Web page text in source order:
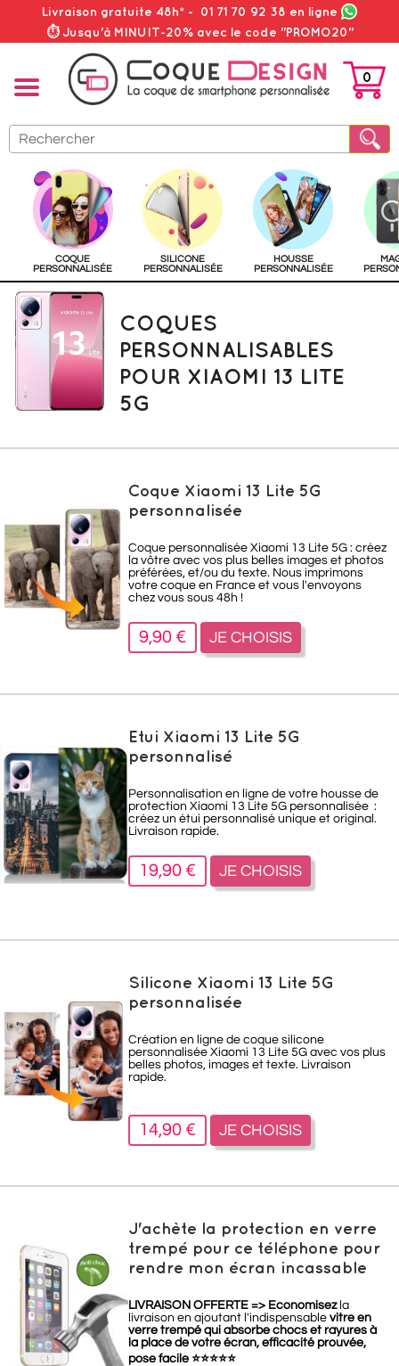
Livraison gratuite 48h* - 01 71 70 92 38 en ligne
⏱ Jusqu'à MINUIT-20% avec le code "PROMO20"
PANIER
0
COQUE
PERSONNALISÉE
SILICONE
PERSONNALISÉE
HOUSSE
PERSONNALISÉE
COQUES
PERSONNALISABLES
POUR XIAOMI 13 LITE
5G
Coque Xiaomi 13 Lite 5G
personnalisée
Coque personnalisée Xiaomi 13 Lite 5G : créez
la vôtre avec vos plus belles images et photos
préférées, et/ou du texte. Nous imprimons
votre coque en France et vous l'envoyons
chez vous sous 48h !
9,90 € JE CHOISIS
Etui Xiaomi 13 Lite 5G
personnalisé
Personnalisation en ligne de votre housse de
protection Xiaomi 13 Lite 5G personnalisée :
créez un étui personnalisé unique et original.
Livraison rapide.
19,90 € JE CHOISIS
Silicone Xiaomi 13 Lite 5G
personnalisée
Création en ligne de coque silicone
personnalisée Xiaomi 13 Lite 5G avec vos plus
belles photos, images et texte. Livraison
rapide.
14,90 € JE CHOISIS
J'achète la protection en verre
trempé pour ce téléphone pour
rendre mon écran incassable
LIVRAISON OFFERTE => Economisezla
livraison en ajoutant l'indispensable vitre en
verre trempé qui absorbe chocs et rayures à
la place de votre écran, efficacité prouvée,
pose facile ⭐⭐⭐⭐⭐